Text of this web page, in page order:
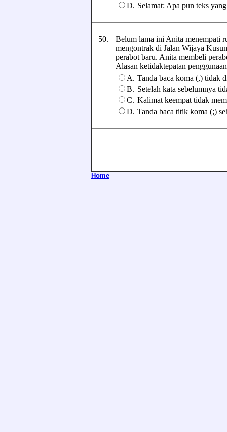
D. Selamat: Apa pun teks
50.
Belum lama ini Anita menempati
mengontrak di Jalan Wijaya
perabot baru. Anita membeli
Alasan ketidaktepatan
A. Tanda baca koma (,) tidak
B. Setelah kata sebelumnya
C. Kalimat keempat tidak
D. Tanda baca titik koma (;)
Home